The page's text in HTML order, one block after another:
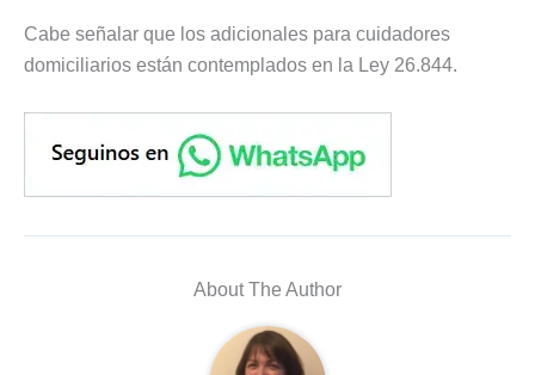
Cabe señalar que los adicionales para cuidadores
domiciliarios están contemplados en la Ley 26.844.
About The Author